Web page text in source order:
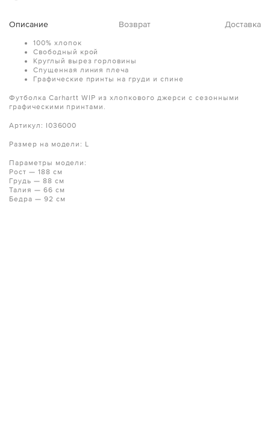
Описание Возврат Доставка
100% хлопок
Свободный крой
Круглый вырез горловины
Спущенная линия плеча
Графические принты на груди и спине
Футболка Carhartt WIP из хлопкового джерси с сезонными
графическими принтами.
Артикул: I036000
Размер на модели: L
Параметры модели:
Рост — 188 см
Грудь — 88 см
Талия — 66 см
Бедра — 92 см